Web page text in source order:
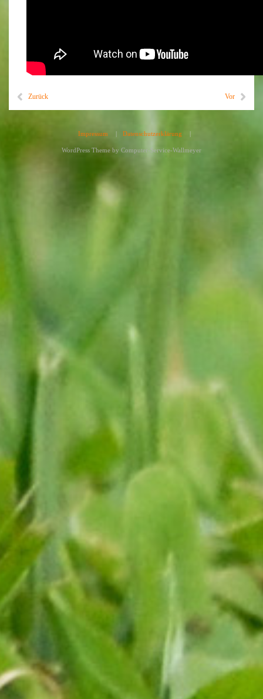
Zurück Vor
Impressum | Datenschutzerklärung |
WordPress Theme by Computer-Service-Wallmeyer